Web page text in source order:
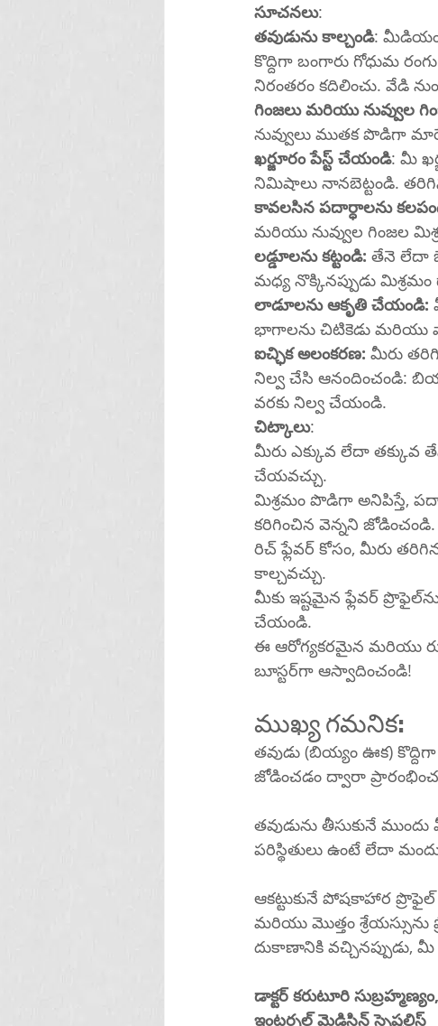
సూచనలు:
తవుడును కాల్చండి: మీడియం వేడి మీద పాన్‌ను
కొద్దిగా బంగారు గోధుమ
నిరంతరం కదిలించు. వేడి
గింజలు మరియు నువ్వుల
నువ్వులు ముతక పొడిగా
ఖర్జూరం పేస్ట్ చేయండి: మీ
కావలసిన పదార్ధాలను
లడ్డూలను కట్టండి: తేనె లేదా
మధ్య నొక్కినప్పుడు
లాడూలను ఆకృతి చేయండి:
భాగాలను చిటికెడు మరియు
ఐచ్ఛిక అలంకరణ: మీరు
నిల్వ చేసి ఆనందించండి: బియ్యం ఊక
వరకు నిల్వ చేయండి.
చిట్కాలు:
మీరు ఎక్కువ లేదా తక్కువ
చేయవచ్చు.
మిశ్రమం పొడిగా అనిపిస్తే,
కరిగించిన వెన్నని జోడించండి.
రిచ్ ఫ్లేవర్ కోసం, మీరు
కాల్చవచ్చు.
మీకు ఇష్టమైన ఫ్లేవర్ ప్రొఫైల్‌ను కనుగొనడానికి వివిధ గింజలు మరియు విత్తనాల కలయికలతో ప్రయోగాలు
చేయండి.
ఈ ఆరోగ్యకరమైన మరియు
బూస్టర్‌గా ఆస్వాదించండి!
ముఖ్య గమనిక:
తవుడు (బియ్యం ఊక)
జోడించడం ద్వారా
తవుడును తీసుకునే
పరిస్థితులు ఉంటే లేదా
ఆకట్టుకునే పోషకాహార
మరియు మొత్తం
డాక్టర్ కరుటూరి
ఇంటర్నల్ మెడిసిన్ స్పెషలిస్ట్